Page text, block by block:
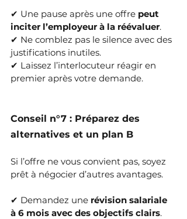
✔ Une pause après une offre peut
inciter l’employeur à la réévaluer.
✔ Ne comblez pas le silence avec des
justifications inutiles.
✔ Laissez l’interlocuteur réagir en
premier après votre demande.
Conseil n°7 : Préparez des
alternatives et un plan B
Si l’offre ne vous convient pas, soyez
prêt à négocier d’autres avantages.
✔ Demandez une révision salariale
à 6 mois avec des objectifs clairs.